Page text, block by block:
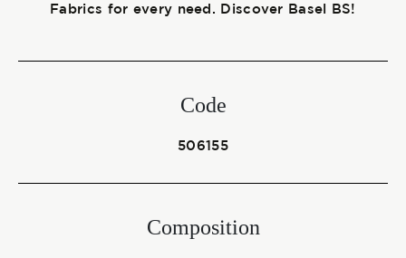
Fabrics for every need. Discover Basel BS!
Code
506155
Composition
Certifications
Start together
NEWS